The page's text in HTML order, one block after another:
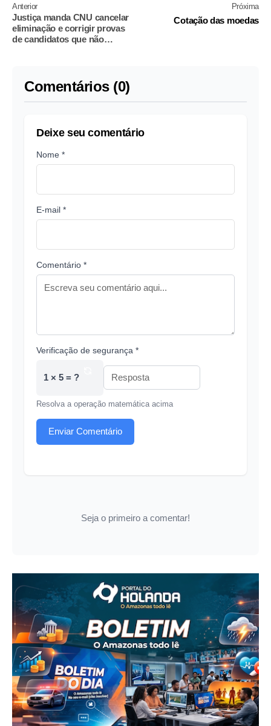
Anterior
Justiça manda CNU cancelar
eliminação e corrigir provas
de candidatos que não
Próxima
Cotação das moedas
Comentários (0)
Deixe seu comentário
Nome *
E-mail *
Comentário *
Verificação de segurança *
1 × 5 = ?
Resolva a operação matemática acima
Enviar Comentário
Seja o primeiro a comentar!